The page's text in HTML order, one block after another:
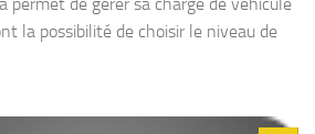
la possibilité de choisir le niveau de